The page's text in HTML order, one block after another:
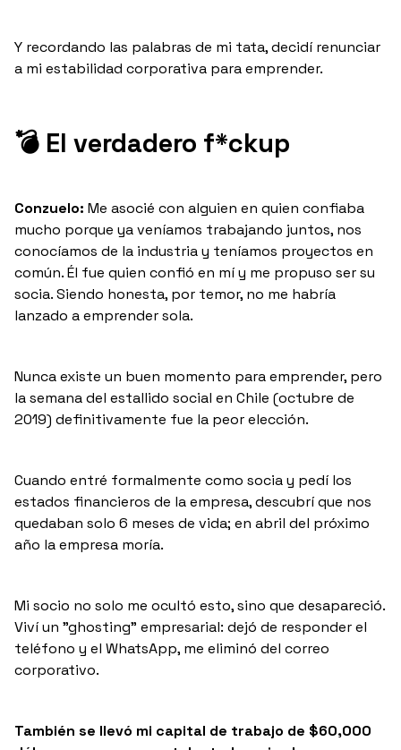
Y recordando las palabras de mi tata, decidí renunciar
a mi estabilidad corporativa para emprender.
💣 El verdadero f*ckup
Conzuelo: Me asocié con alguien en quien confiaba
mucho porque ya veníamos trabajando juntos, nos
conocíamos de la industria y teníamos proyectos en
común. Él fue quien confió en mí y me propuso ser su
socia. Siendo honesta, por temor, no me habría
lanzado a emprender sola.
Nunca existe un buen momento para emprender, pero
la semana del estallido social en Chile (octubre de
2019) definitivamente fue la peor elección.
Cuando entré formalmente como socia y pedí los
estados financieros de la empresa, descubrí que nos
quedaban solo 6 meses de vida; en abril del próximo
año la empresa moría.
Mi socio no solo me ocultó esto, sino que desapareció.
Viví un "ghosting" empresarial: dejó de responder el
teléfono y el WhatsApp, me eliminó del correo
corporativo.
También se llevó mi capital de trabajo de $60,000